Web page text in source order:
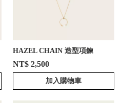
HAZEL CHAIN 造型項鍊
NT$ 2,500
加入購物車